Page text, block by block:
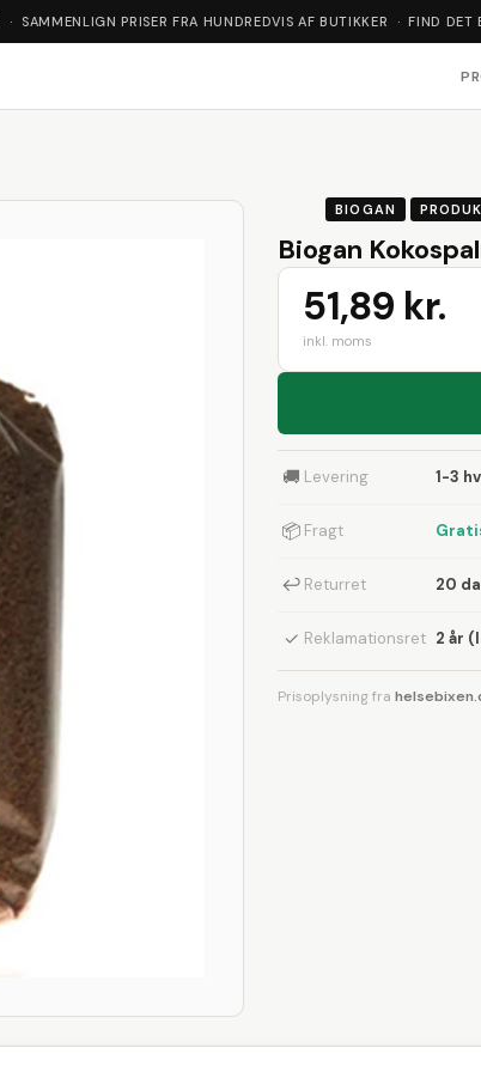
· SAMMENLIGN PRISER FRA HUNDREDVIS AF BUTIKKER · FIND DET
BIOGAN
Biogan
51,89 kr.
inkl. moms
🚚 Levering 1-3
📦 Fragt
↩ Returret 20
✓ Reklamationsret 2 år
Prisoplysning fra